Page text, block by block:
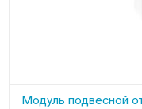
Модуль подвесной